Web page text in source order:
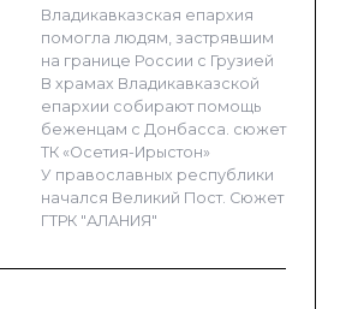
Владикавказская епархия
помогла людям, застрявшим
на границе России с Грузией
В храмах Владикавказской
епархии собирают помощь
беженцам с Донбасса. сюжет
ТК «Осетия-Ирыстон»
У православных республики
начался Великий Пост. Сюжет
ГТРК "АЛАНИЯ"